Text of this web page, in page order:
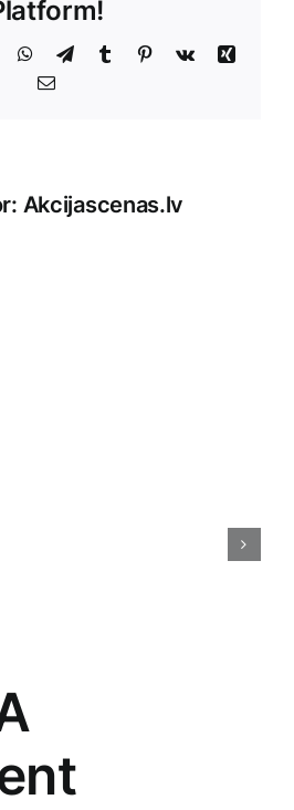
WhatsApp
TelegramTumblr Pinterest
Vk
Xing
E-
Akcijascenas.lv
aģenti: